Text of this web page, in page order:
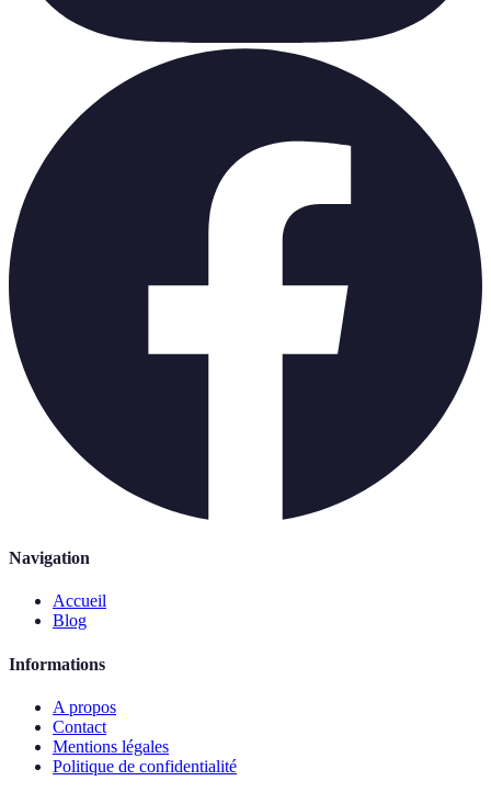
Navigation
Accueil
Blog
Informations
A propos
Contact
Mentions légales
Politique de confidentialité